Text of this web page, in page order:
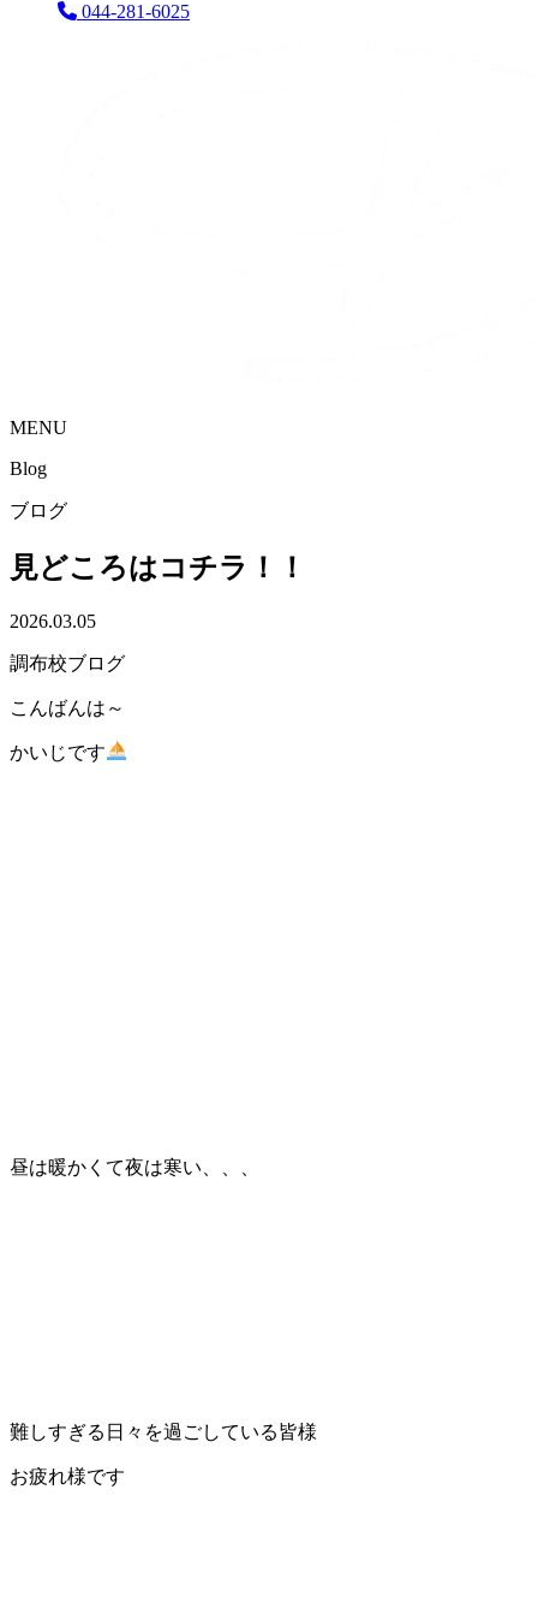
044-281-6025
MENU
Blog
ブログ
見どころはコチラ！！
2026.03.05
調布校ブログ
こんばんは～
かいじです
昼は暖かくて夜は寒い、、、
難しすぎる日々を過ごしている皆様
お疲れ様です